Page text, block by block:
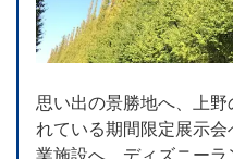
思い出の景勝地へ、上
れている期間限定展示
業施設へ、ディズニー